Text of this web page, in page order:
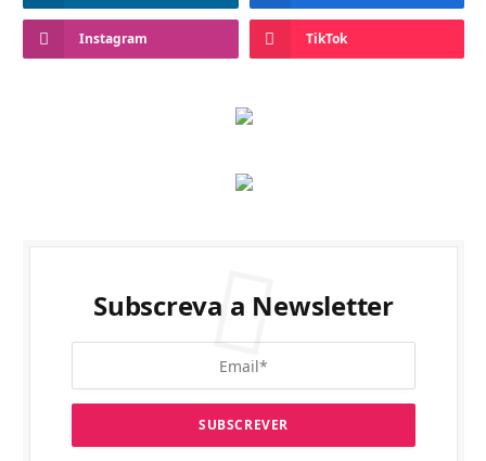
Instagram TikTok
Subscreva a Newsletter